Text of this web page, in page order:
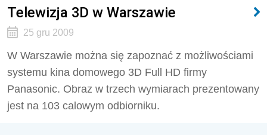
Telewizja 3D w Warszawie
25 gru 2009
W Warszawie można się zapoznać z możliwościami
systemu kina domowego 3D Full HD firmy
Panasonic. Obraz w trzech wymiarach prezentowany
jest na 103 calowym odbiorniku.